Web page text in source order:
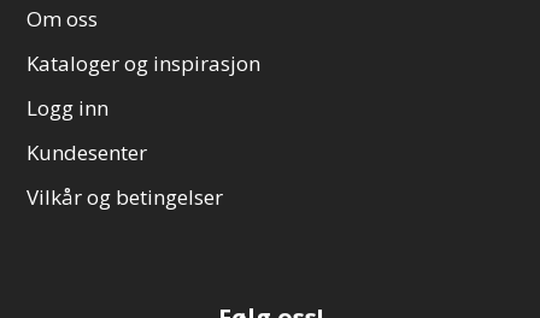
Om oss
Kataloger og inspirasjon
Logg inn
Kundesenter
Vilkår og betingelser